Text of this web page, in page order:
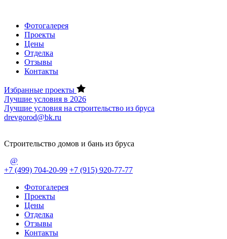
Фотогалерея
Проекты
Цены
Отделка
Отзывы
Контакты
Избранные проекты
Лучшие условия в 2026
Лучшие условия на строительство из бруса
drevgorod@bk.ru
Строительство домов и бань из бруса
@
+7 (499) 704-20-99 +7 (915) 920-77-77
Фотогалерея
Проекты
Цены
Отделка
Отзывы
Контакты